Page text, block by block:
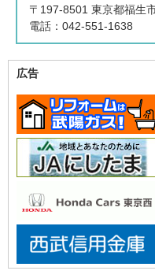
〒197-8501 東京都福生
電話：042-551-1638
広告